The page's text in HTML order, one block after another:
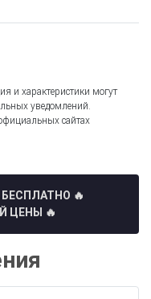
и характеристики могут
уведомлений.
сайтах
🔥
ЦЕНЫ 🔥